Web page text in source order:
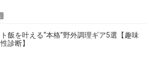
飯を叶える“本格”野外調理ギア5選【趣味
診断】